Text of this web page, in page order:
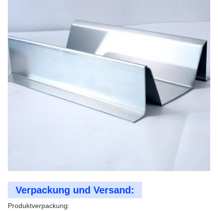
Verpackung und Versand:
Produktverpackung: